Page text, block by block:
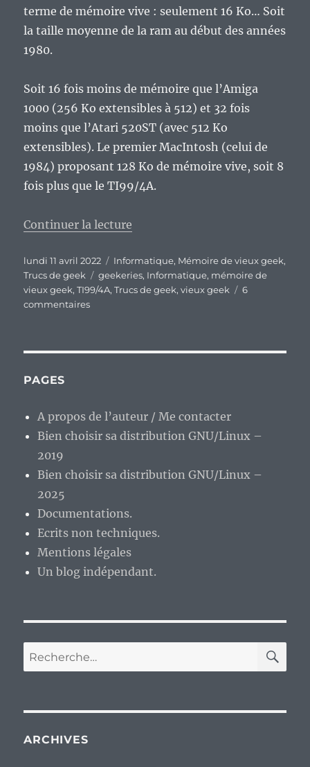
terme de mémoire vive : seulement 16 Ko… Soit
la taille moyenne de la ram au début des années
1980.
Soit 16 fois moins de mémoire que l’Amiga
1000 (256 Ko extensibles à 512) et 32 fois
moins que l’Atari 520ST (avec 512 Ko
extensibles). Le premier MacIntosh (celui de
1984) proposant 128 Ko de mémoire vive, soit 8
fois plus que le TI99/4A.
Continuer la lecture
Publié
le
lundi 11 avril 2022 Catégories
Informatique, Mémoire de vieux geek,
Trucs de geek
Étiquettes
geekeries, Informatique, mémoire de
vieux geek,TI99/4A,Trucs de geek,vieux geek
6
commentairessur
ordinateur
oublié
génération
bits.
PAGES
A propos de l’auteur / Me contacter
Bien choisir sa distribution GNU/Linux –
2019
Bien choisir sa distribution GNU/Linux –
2025
Documentations.
Ecrits non techniques.
Mentions légales
Un blog indépendant.
Recherche
pour :
ARCHIVES